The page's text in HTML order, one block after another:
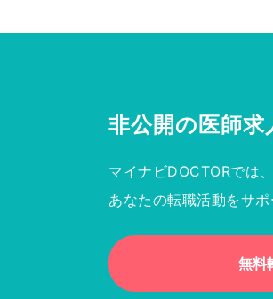
非公開の医師求
マイナビDOCTORでは
あなたの転職活動をサ
無料